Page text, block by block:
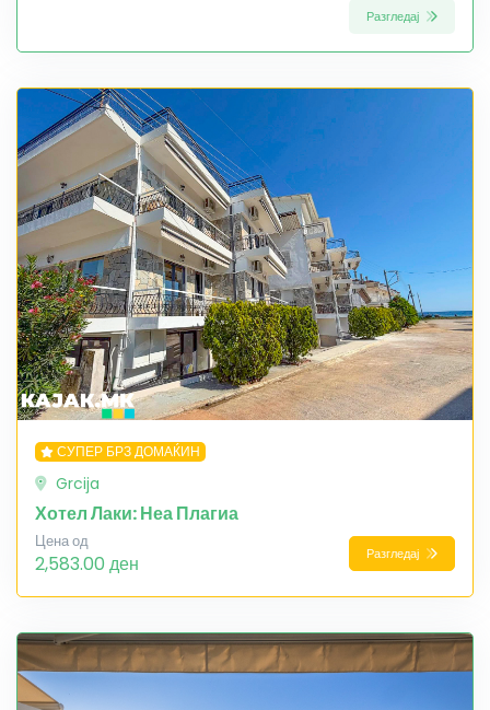
Разгледај
СУПЕР БРЗ ДОМАЌИН
Grcija
Хотел Лаки: Неа Плагиа
Цена од
2,583.00 ден Разгледај